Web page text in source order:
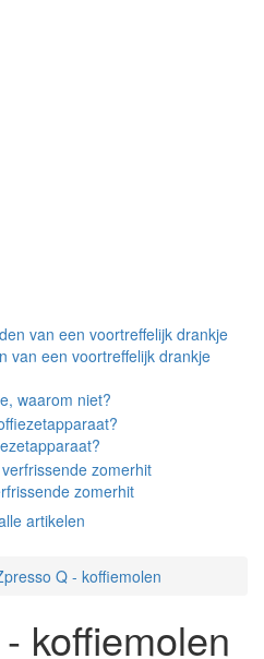
van een voortreffelijk drankje
waarom niet?
zomerhit
artikelen
Q - koffiemolen
koffiemolen